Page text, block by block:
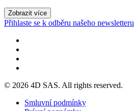
Zobrazit více
Přihlaste se k odběru našeho newsletteru
© 2026 4D SAS. All rights reserved.
Smluvní podmínky